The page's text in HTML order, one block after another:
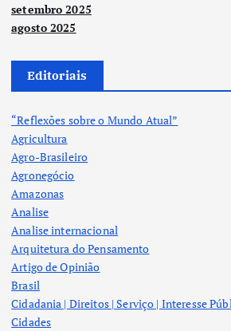
setembro 2025
agosto 2025
Editoriais
“Reflexões sobre o Mundo Atual”
Agricultura
Agro-Brasileiro
Agronegócio
Amazonas
Analise
Analise internacional
Arquitetura do Pensamento
Artigo de Opinião
Brasil
Cidadania | Direitos | Serviço | Interesse
Cidades